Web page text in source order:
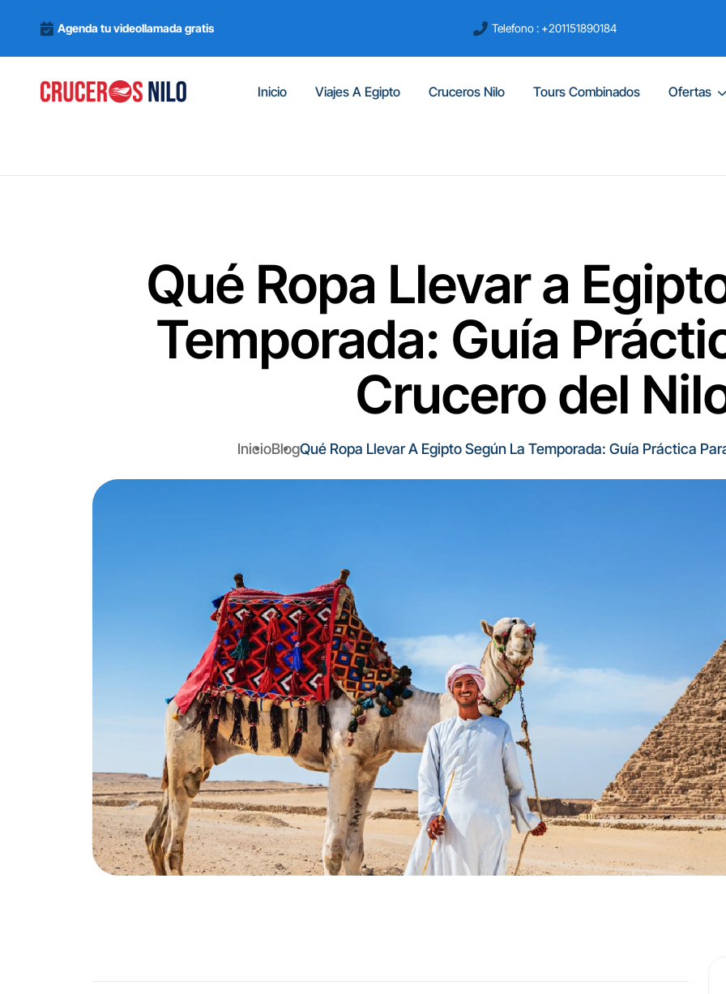
Agenda tu videollamada gratis Telefono : +201151890184
Inicio Viajes A Egipto Cruceros Nilo Tours Combinados Ofertas
Qué Ropa Llevar a
Temporada: Guía
Crucero del
InicioBlogQué Ropa Llevar A Egipto Según La Temporada: Guía Práctica